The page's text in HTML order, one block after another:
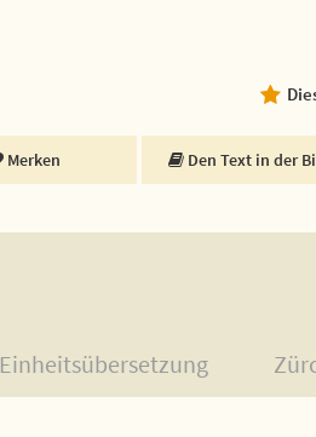
Merken Den Text in der
Einheitsübersetzung